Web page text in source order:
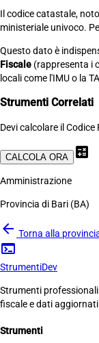
Il codice catastale,
ministeriale univoco.
Questo dato è
Fiscale (rappresenta i
locali come l'IMU o la
Strumenti Correlati
Devi calcolare il
CALCOLA ORA calculate
Amministrazione
Provincia di Bari (BA)
arrow_back Torna alla
terminal
StrumentiDev
Strumenti
fiscale e dati
Strumenti